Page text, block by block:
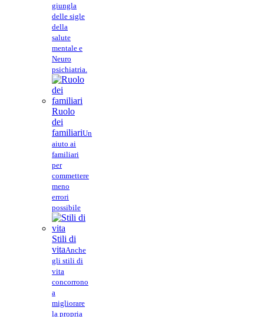
giungla
delle sigle
della
salute
mentale e
Neuro
psichiatria.
Ruolo
dei
familiariUn
aiuto ai
familiari
per
commettere
meno
errori
possibile
Stili di
vitaAnche
gli stili di
vita
concorrono
a
migliorare
la propria